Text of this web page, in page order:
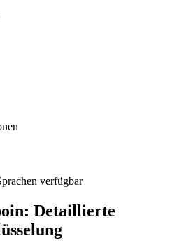
verfügbar
Detaillierte